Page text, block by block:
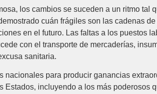
los cambios se suceden a un ritmo tal
cuán frágiles son las cadenas
en el futuro. Las faltas a los puestos
con el transporte de mercaderías,
sanitaria.
para producir ganancias
incluyendo a los más poderosos